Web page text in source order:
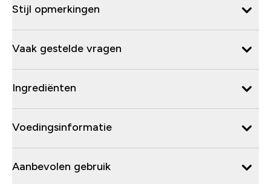
Stijl opmerkingen
Vaak gestelde vragen
Ingrediënten
Voedingsinformatie
Aanbevolen gebruik